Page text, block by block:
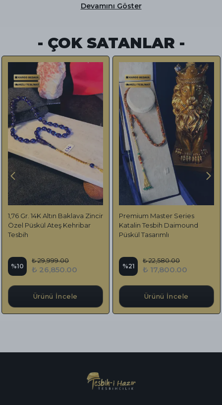
Devamını Göster
- ÇOK SATANLAR -
1,76 Gr. 14K Altın Baklava Zincir
Özel Püskül Ateş Kehribar
Tesbih
%10
₺ 29,999.00
₺ 26,850.00
Ürünü İncele
Premium Master Series
Katalin Tesbih Daimound
Püskül Tasarımlı
%21
₺ 22,580.00
₺ 17,800.00
Ürünü İncele